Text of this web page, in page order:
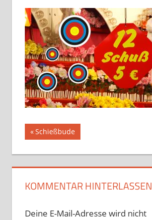
Beitragsnavigation
Vorheriger
Schießbude
KOMMENTAR HINTERLASSEN
Deine E-Mail-Adresse wird nicht